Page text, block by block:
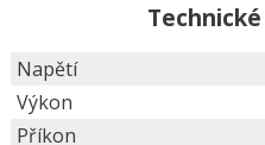
Napětí
Výkon
Příkon